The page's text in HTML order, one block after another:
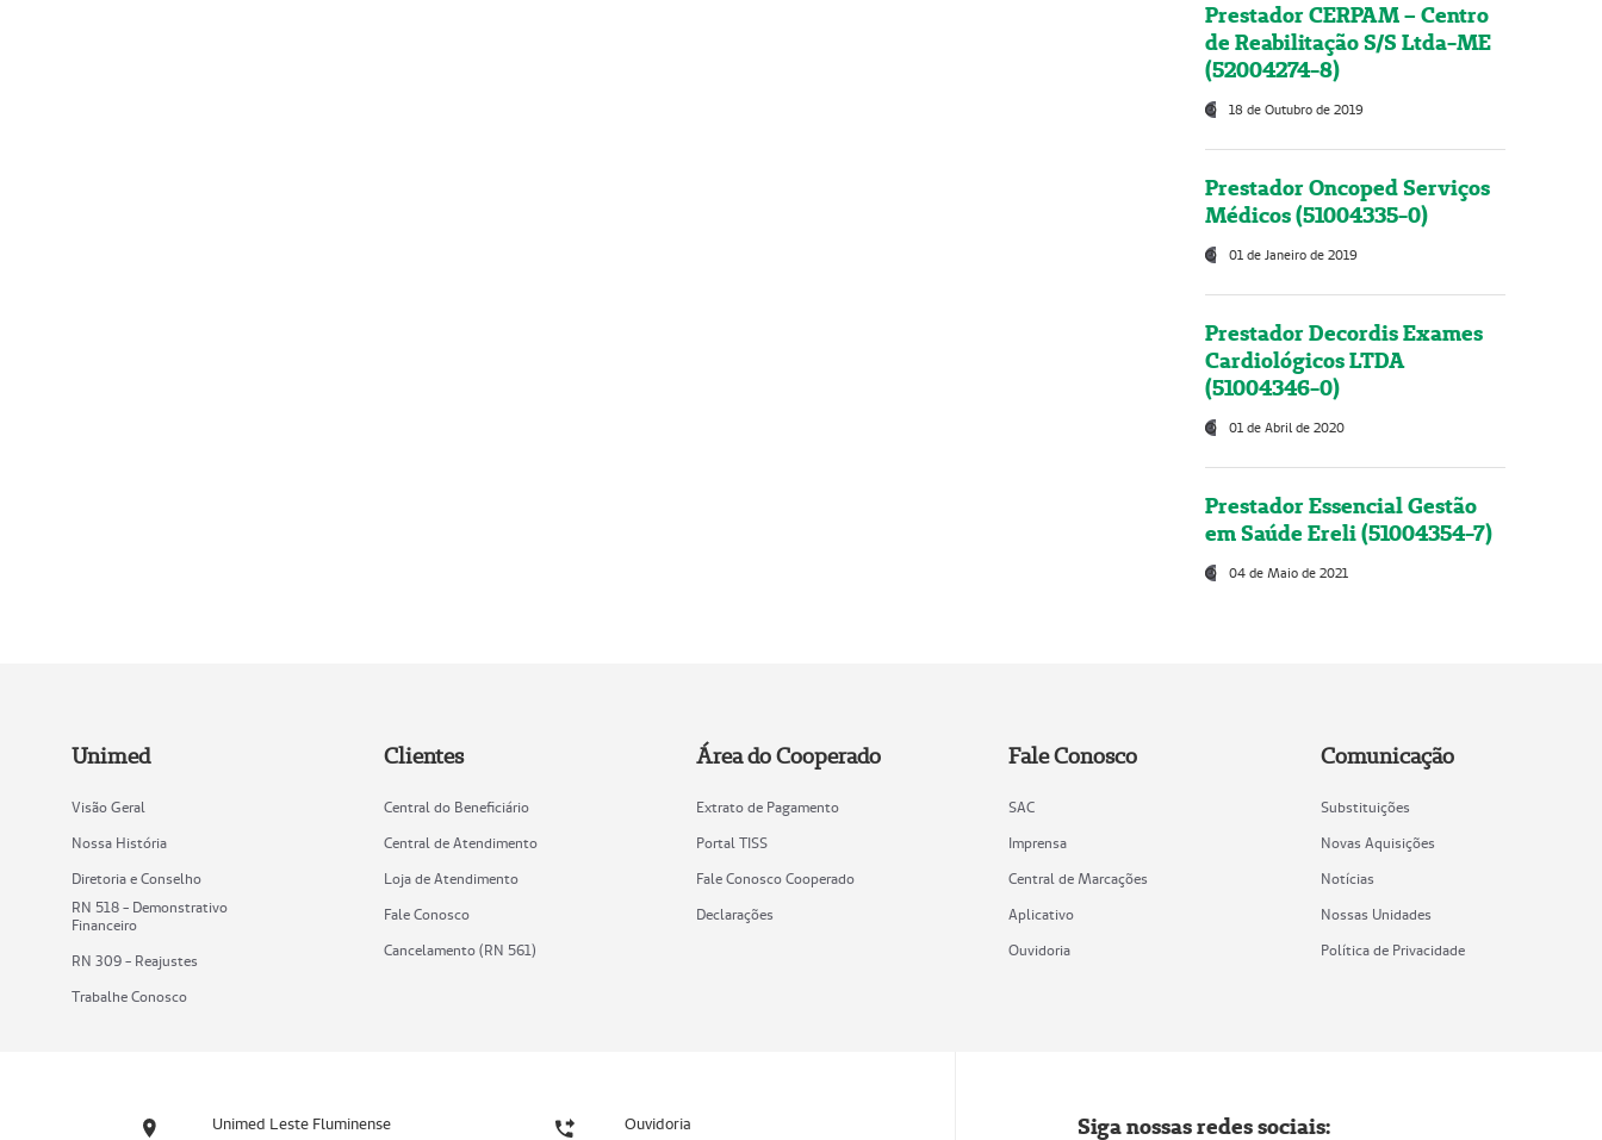
Prestador CERPAM – Centro
de Reabilitação S/S Ltda-ME
(52004274-8)
18 de Outubro de 2019
Prestador Oncoped Serviços
Médicos (51004335-0)
01 de Janeiro de 2019
Prestador Decordis Exames
Cardiológicos LTDA
(51004346-0)
01 de Abril de 2020
Prestador Essencial Gestão
em Saúde Ereli (51004354-7)
04 de Maio de 2021
Unimed
Visão Geral
Nossa História
Diretoria e Conselho
RN 518 - Demonstrativo
Financeiro
RN 309 - Reajustes
Trabalhe Conosco
Clientes
Central do Beneficiário
Central de Atendimento
Loja de Atendimento
Fale Conosco
Cancelamento (RN 561)
Área do Cooperado
Extrato de Pagamento
Portal TISS
Fale Conosco Cooperado
Declarações
Fale Conosco
SAC
Imprensa
Central de Marcações
Aplicativo
Ouvidoria
Comunicação
Substituições
Novas Aquisições
Notícias
Nossas Unidades
Política de Privacidade
Unimed Leste Fluminense Ouvidoria Siga nossas redes sociais: